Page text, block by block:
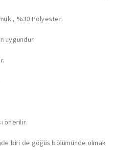
, %30 Polyester
uygundur.
önerilir.
biri de göğüs bölümünde olmak